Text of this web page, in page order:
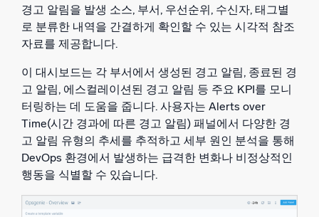
경고 알림을 발생 소스, 부서, 우선순위, 수신자, 태그별
로 분류한 내역을 간결하게 확인할 수 있는 시각적 참조
자료를 제공합니다.
이 대시보드는 각 부서에서 생성된 경고 알림, 종료된 경
고 알림, 에스컬레이션된 경고 알림 등 주요 KPI를 모니
터링하는 데 도움을 줍니다. 사용자는 Alerts over
Time(시간 경과에 따른 경고 알림) 패널에서 다양한 경
고 알림 유형의 추세를 추적하고 세부 원인 분석을 통해
DevOps 환경에서 발생하는 급격한 변화나 비정상적인
행동을 식별할 수 있습니다.